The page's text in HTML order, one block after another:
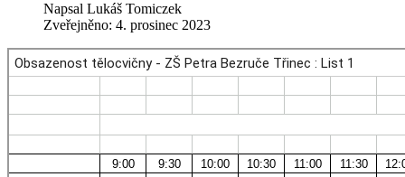
Napsal Lukáš Tomiczek
Zveřejněno: 4. prosinec 2023